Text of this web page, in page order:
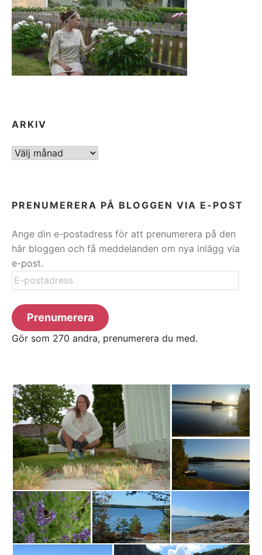
ARKIV
ARKIV
PRENUMERERA PÅ BLOGGEN VIA E-POST
Ange din e-postadress för att prenumerera på den
här bloggen och få meddelanden om nya inlägg via
e-post.
E-
postadress
Prenumerera
Gör som 270 andra, prenumerera du med.